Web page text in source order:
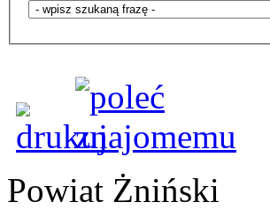
Powiat Żniński